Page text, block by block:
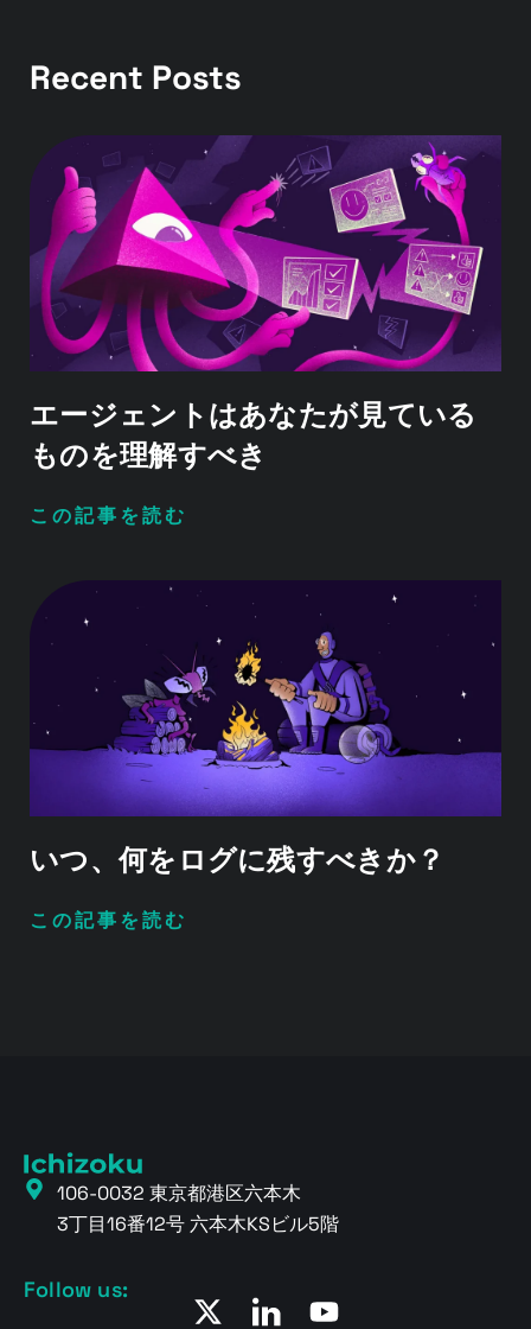
Recent Posts
エージェントはあなたが見ている
ものを理解すべき
この記事を読む
いつ、何をログに残すべきか？
この記事を読む
106-0032 東京都港区六本木
3丁目16番12号 六本木KSビル5階
Follow us: